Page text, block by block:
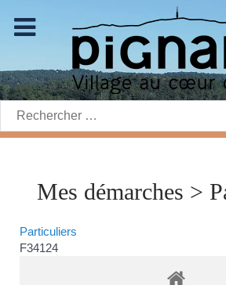
Rechercher:
Mes démarches >
Particuliers
F34124